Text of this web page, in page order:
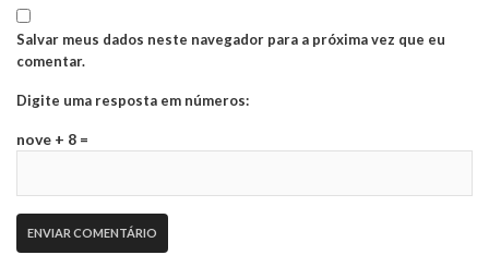
Salvar meus dados neste navegador para a próxima vez que eu
comentar.
Digite uma resposta em números:
nove + 8 =